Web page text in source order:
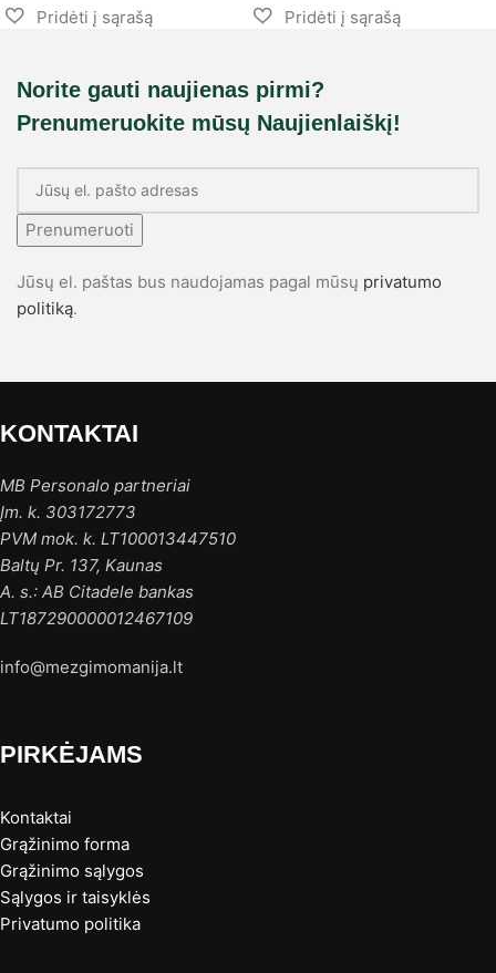
Norite gauti naujienas pirmi?
Prenumeruokite mūsų Naujienlaiškį!
Prenumeruoti
Jūsų el. paštas bus naudojamas pagal mūsų privatumo
politiką.
KONTAKTAI
MB Personalo partneriai
Įm. k. 303172773
PVM mok. k. LT100013447510
Baltų Pr. 137, Kaunas
A. s.: AB Citadele bankas
LT187290000012467109
info@mezgimomanija.lt
PIRKĖJAMS
Kontaktai
Grąžinimo forma
Grąžinimo sąlygos
Sąlygos ir taisyklės
Privatumo politika